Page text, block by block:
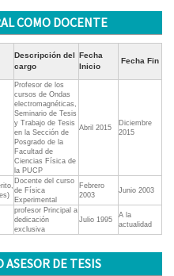
COMO DOCENTE
Descripción del
cargo
Fecha
Inicio
Fecha Fin
Profesor de los
cursos de Ondas
electromagnéticas,
Seminario de Tesis
y Trabajo de Tesis
en la Sección de
Posgrado de la
Facultad de
Ciencias Física de
la PUCP
Abril 2015
Diciembre
2015
Docente del curso
de Física
Experimental
Febrero
2003
Junio 2003
profesor Principal a
dedicación
exclusiva
Julio 1995
A la
actualidad
ASESOR DE TESIS